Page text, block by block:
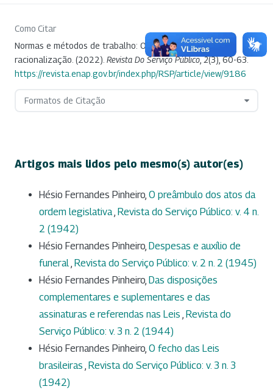
Como Citar
Normas e métodos de trabalho: Os formulários e a
racionalização. (2022). Revista Do Serviço Público,2(3), 60-63.
https://revista.enap.gov.br/index.php/RSP/article/view/9186
Formatos de Citação
Artigos mais lidos pelo mesmo(s) autor(es)
Hésio Fernandes Pinheiro, O preâmbulo dos atos da
ordem legislativa, Revista do Serviço Público: v. 4 n.
2 (1942)
Hésio Fernandes Pinheiro, Despesas e auxílio de
funeral, Revista do Serviço Público: v. 2 n. 2 (1945)
Hésio Fernandes Pinheiro, Das disposições
complementares e suplementares e das
assinaturas e referendas nas Leis , Revista do
Serviço Público: v. 3 n. 2 (1944)
Hésio Fernandes Pinheiro, O fecho das Leis
brasileiras , Revista do Serviço Público: v. 3 n. 3
(1942)